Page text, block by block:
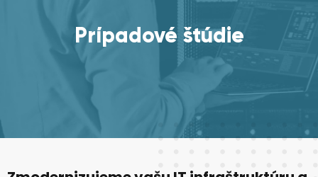
Prípadové štúdie